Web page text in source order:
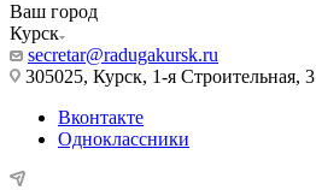
Ваш город
Курск
secretar@radugakursk.ru
305025, Курск, 1-я Строительная, 3
Вконтакте
Одноклассники